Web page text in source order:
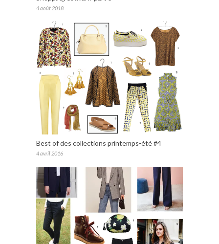
4 août 2018
Best of des collections printemps-été #4
4 avril 2016